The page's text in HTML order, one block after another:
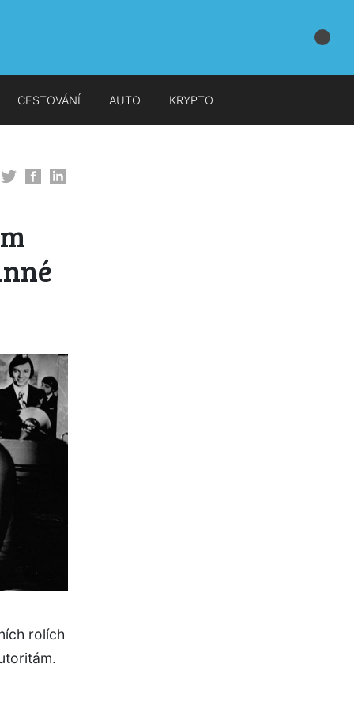
CESTOVÁNÍ AUTO KRYPTO
rolích